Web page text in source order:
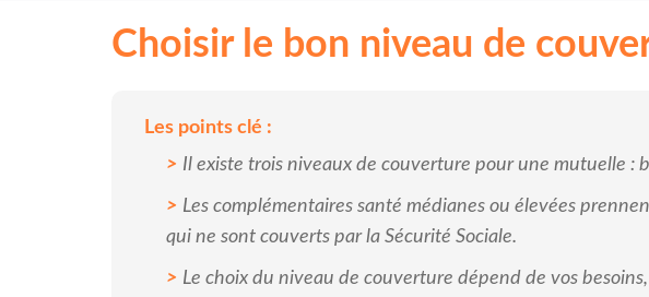
Choisir le bon niveau de
Les points clé :
Il existe trois niveaux de couverture pour une mutuelle :
Les complémentaires santé médianes ou élevées
qui ne sont couverts par la Sécurité Sociale.
Le choix du niveau de couverture dépend de vos